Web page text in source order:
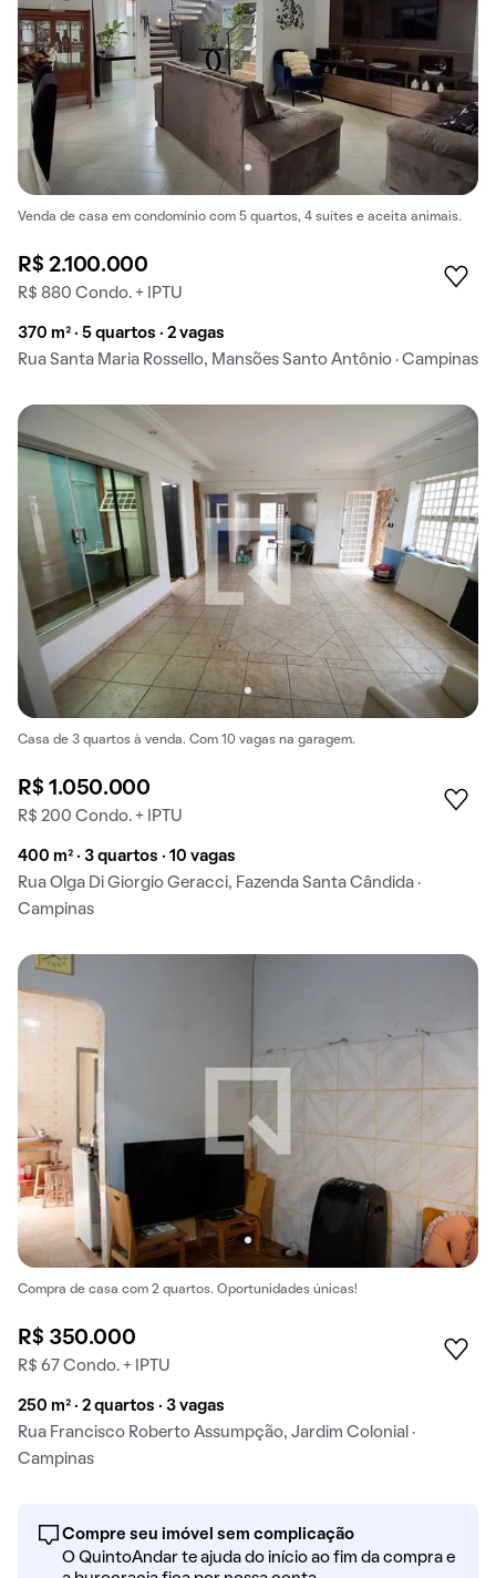
Venda de casa em condomínio com 5 quartos, 4 suítes e aceita animais.
R$ 2.100.000
R$ 880 Condo. + IPTU
370 m² · 5 quartos · 2 vagas
Rua Santa Maria Rossello, Mansões Santo Antônio · Campinas
Casa de 3 quartos à venda. Com 10 vagas na garagem.
R$ 1.050.000
R$ 200 Condo. + IPTU
400 m² · 3 quartos · 10 vagas
Rua Olga Di Giorgio Geracci, Fazenda Santa Cândida ·
Campinas
Compra de casa com 2 quartos. Oportunidades únicas!
R$ 350.000
R$ 67 Condo. + IPTU
250 m² · 2 quartos · 3 vagas
Rua Francisco Roberto Assumpção, Jardim Colonial ·
Campinas
Compre seu imóvel sem complicação
O QuintoAndar te ajuda do início ao fim da compra e